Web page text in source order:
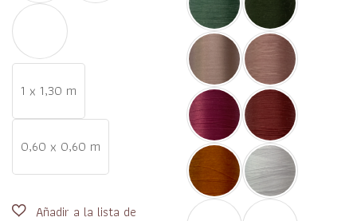
1 x 1,30 m
0,60 x 0,60 m